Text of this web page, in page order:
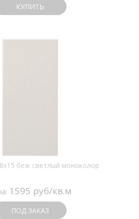
КУПИТЬ
беж светлый моноколор
1595 руб/кв.м
ПОД ЗАКАЗ